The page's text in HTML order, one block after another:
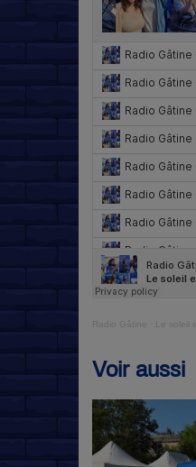
Radio Gâtine Le soleil
Voir aussi